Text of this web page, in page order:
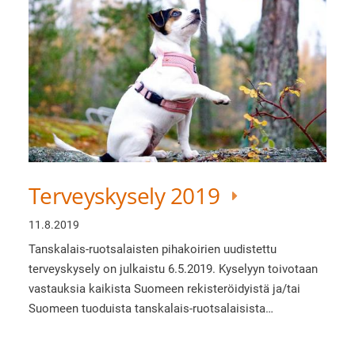
Terveyskysely 2019
11.8.2019
Tanskalais-ruotsalaisten pihakoirien uudistettu
terveyskysely on julkaistu 6.5.2019. Kyselyyn toivotaan
vastauksia kaikista Suomeen rekisteröidyistä ja/tai
Suomeen tuoduista tanskalais-ruotsalaisista…